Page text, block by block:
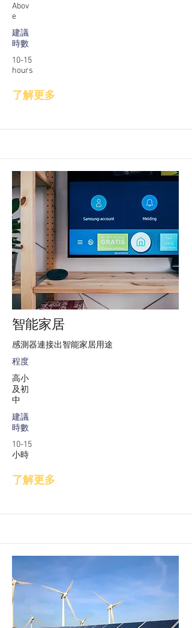
Abov
e
建議
時數
10-15
hours
了解更多
智能家居
感測器連接出智能家居用途
程度
高小
及初
中
建議
時數
10-15
小時
了解更多